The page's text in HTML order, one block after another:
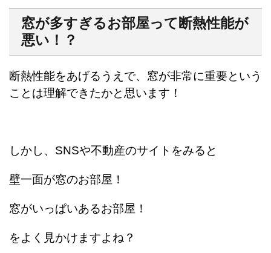
窓が多すぎるお部屋って断熱性能が
悪い！？
断熱性能をあげるうえで、窓が非常に重要という
ことは理解できたかと思います！
しかし、SNSや不動産のサイトをみると
壁一面が窓のお部屋！
窓がいっぱいあるお部屋！
をよく見かけますよね？